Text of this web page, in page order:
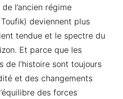
l’ancien régime
deviennent plus
tendue et le spectre du
Et parce que les
de l’histoire sont toujours
et des changements
des forces